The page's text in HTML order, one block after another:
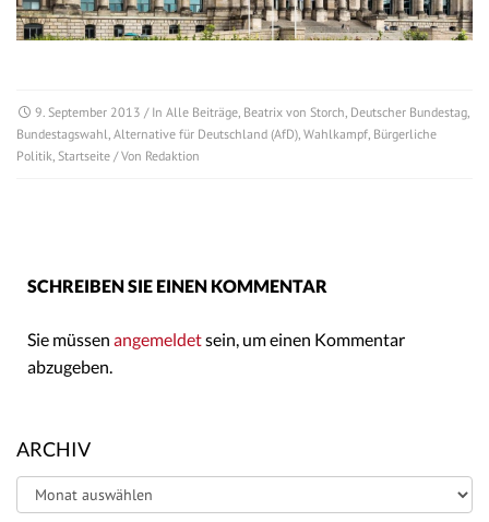
9. September 2013 / In Alle Beiträge, Beatrix von Storch, Deutscher Bundestag,
Bundestagswahl, Alternative für Deutschland (AfD), Wahlkampf, Bürgerliche
Politik, Startseite / Von Redaktion
SCHREIBEN SIE EINEN KOMMENTAR
Sie müssen angemeldetsein, um einen Kommentar
abzugeben.
ARCHIV
Archiv